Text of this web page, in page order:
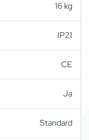
16 kg
IP21
CE
Ja
Standard